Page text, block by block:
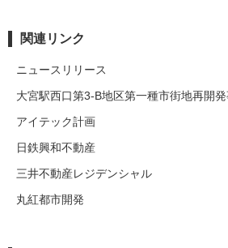
関連リンク
ニュースリリース
大宮駅西口第3-B地区第一種市街地再開
アイテック計画
日鉄興和不動産
三井不動産レジデンシャル
丸紅都市開発